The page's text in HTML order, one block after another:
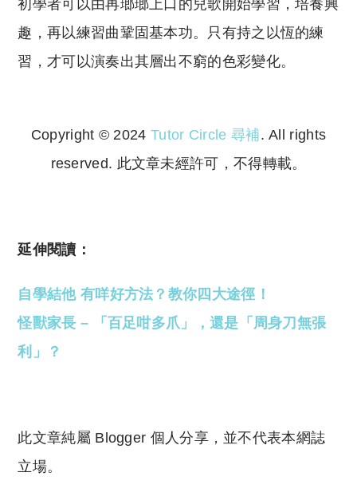
初學者可以由再瑯瑯上口的兒歌開始學習，培養興
趣，再以練習曲鞏固基本功。只有持之以恆的練
習，才可以演奏出其層出不窮的色彩變化。
Copyright © 2024 Tutor Circle 尋補. All rights
reserved. 此文章未經許可，不得轉載。
延伸閱讀：
自學結他 有咩好方法？教你四大途徑！
怪獸家長 – 「百足咁多爪」，還是「周身刀無張
利」？
此文章純屬 Blogger 個人分享，並不代表本網誌
立場。